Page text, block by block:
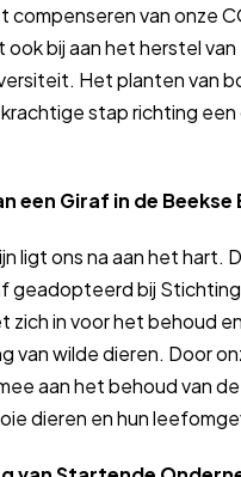
compenseren van onze
ook bij aan het herstel
Het planten van
stap richting een
een Giraf in de Beekse
ligt ons na aan het hart.
geadopteerd bij
zich in voor het behoud
van wilde dieren. Door
aan het behoud van
dieren en hun